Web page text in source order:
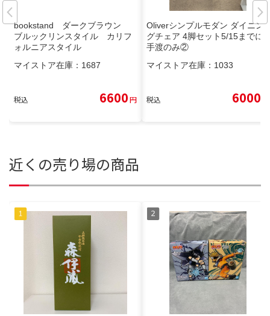
bookstand ダークブラウン
ブルックリンスタイル カリフ
ォルニアスタイル
マイストア在庫： 1687
税込 6600円
Oliverシンプルモダン ダイニン
グチェア 4脚セット5/15までに
手渡のみ②
マイストア在庫： 1033
税込 6000
近くの売り場の商品